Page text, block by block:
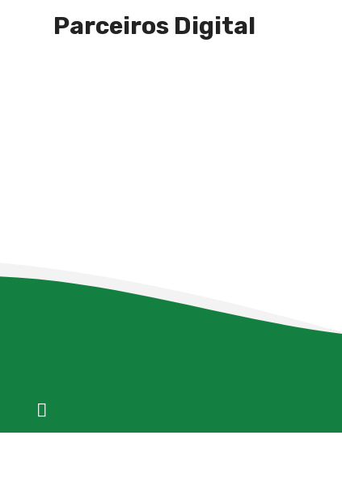
Parceiros Digital